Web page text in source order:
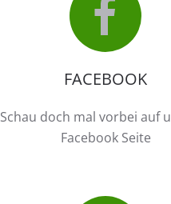
FACEBOOK
Schau doch mal vorbei auf
Facebook Seite